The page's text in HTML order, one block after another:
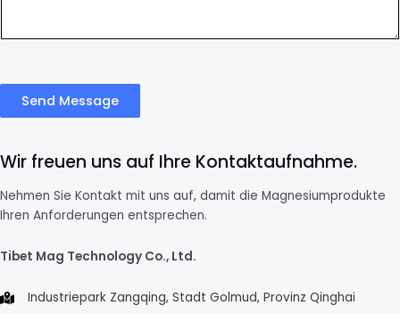
Send Message
Wir freuen uns auf Ihre Kontaktaufnahme.
Nehmen Sie Kontakt mit uns auf, damit die Magnesiumprodukte
Ihren Anforderungen entsprechen.
Tibet Mag Technology Co., Ltd.
Industriepark Zangqing, Stadt Golmud, Provinz Qinghai